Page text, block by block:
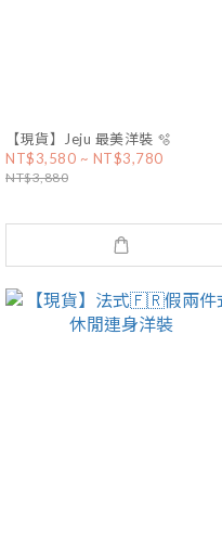
【現貨】Jeju 最美洋裝 🫧
NT$3,580 ~ NT$3,780
NT$3,880